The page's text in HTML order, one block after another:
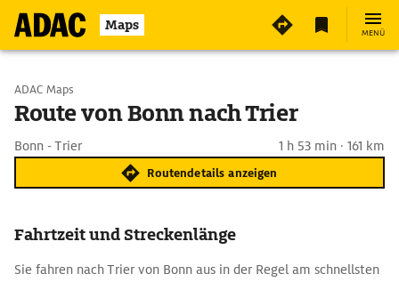
Maps MENÜ
Start wählen
ADAC Maps
Route von Bonn nach Trier
Bonn - Trier 1 h 53 min · 161 km
Routendetails anzeigen
Fahrtzeit und Streckenlänge
Sie fahren nach Trier von Bonn aus in der Regel am schnellsten